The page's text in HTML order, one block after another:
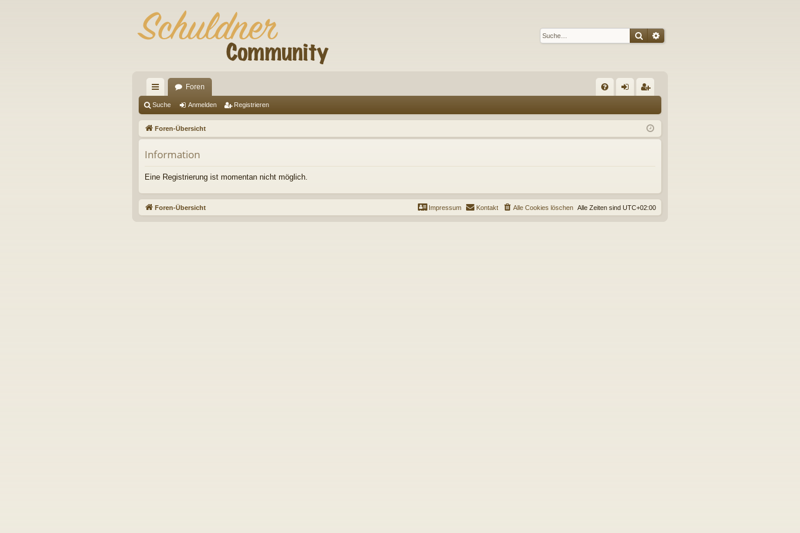
SucheErweiterte Suche
ch
ne
llz
ug
riff
Foren
Q m
el
ist
rie
Suche Anmelden Registrieren
Foren-Übersicht
Information
Eine Registrierung ist momentan nicht möglich.
Foren-Übersicht Alle Zeiten sind UTC+02:00
Alle Cookies löschen
Kontakt
Impressum